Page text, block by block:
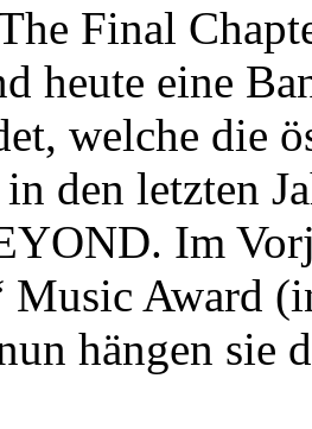
Final
heute eine
welche die
den letzten
Im
Music Award
hängen sie